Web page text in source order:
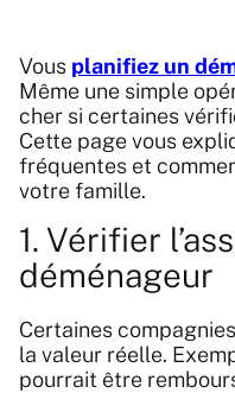
Vous planifiez un
Même une simple
cher si certaines
Cette page vous
fréquentes et
votre famille.
1. Vérifier
déménageur
Certaines
la valeur réelle.
pourrait être